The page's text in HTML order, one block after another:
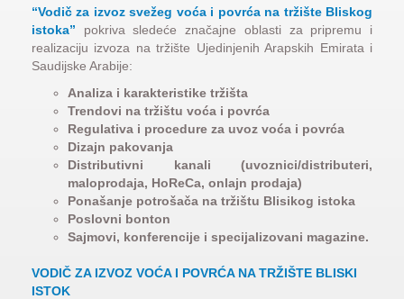
“Vodič za izvoz svežeg voća i povrća na tržište Bliskog
istoka” pokriva sledeće značajne oblasti za pripremu i
realizaciju izvoza na tržište Ujedinjenih Arapskih Emirata i
Saudijske Arabije:
Analiza i karakteristike tržišta
Trendovi na tržištu voća i povrća
Regulativa i procedure za uvoz voća i povrća
Dizajn pakovanja
Distributivni kanali (uvoznici/distributeri,
maloprodaja, HoReCa, onlajn prodaja)
Ponašanje potrošača na tržištu Blisikog istoka
Poslovni bonton
Sajmovi, konferencije i specijalizovani magazine.
VODIČ ZA IZVOZ VOĆA I POVRĆA NA TRŽIŠTE BLISKI
ISTOK